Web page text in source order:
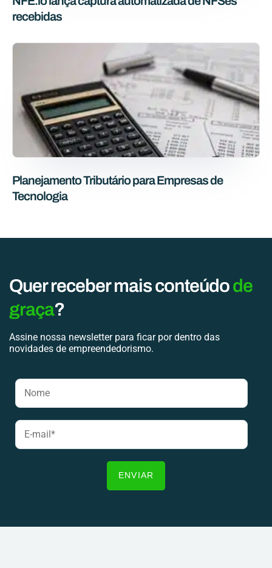
recebidas
Planejamento Tributário para Empresas de
Tecnologia
Quer receber mais conteúdode
graça?
Assine nossa newsletter para ficar por dentro das
novidades de empreendedorismo.